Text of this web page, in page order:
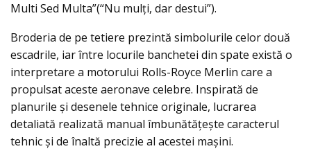
Multi Sed Multa”(“Nu mulți, dar destui”).
Broderia de pe tetiere prezintă simbolurile celor două
escadrile, iar între locurile banchetei din spate există o
interpretare a motorului Rolls-Royce Merlin care a
propulsat aceste aeronave celebre. Inspirată de
planurile și desenele tehnice originale, lucrarea
detaliată realizată manual îmbunătățește caracterul
tehnic și de înaltă precizie al acestei mașini.